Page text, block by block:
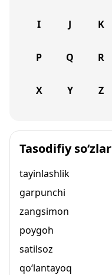
I J K
P Q R
X Y Z
Tasodifiy so‘zlar
tayinlashlik
garpunchi
zangsimon
poygoh
satilsoz
qo‘lantayoq